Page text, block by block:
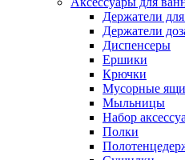
Держатели
Держатели
Диспенсеры
Ершики
Крючки
Мусорные
Мыльницы
Набор
Полки